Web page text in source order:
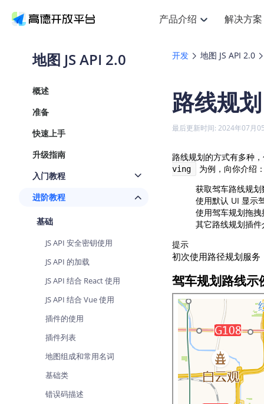
产品介绍
产品介绍 搜索定位
搜索 HOT
位置、周边、行政区、ID等查询
JS Android iOS
基于LBS的定位服务
Android iOS
地理/逆地理编码
位置名称与经纬度之间转换服务
Android iOS
Android
天气查询
查询目标区域当前/未来天气
智能硬件定位
通过基站、Wifi获取位置信息
解决方案
解决方案 提供LBS领域的Agent解决方案
提供智能守护与运动出行解决方
智能眼镜实时导航及智慧出行解
世界地图 NEW
面向开发者提供全球范围内LBS
智能两轮车 NEW
合规精确的两轮车场景导航
NEW
提供手机银行APP地图应用
文档与支持 API
Web高级服务API
定价 产品定价
技术服务许可
Android定位
浏览器定位
自定义地图
认证开发商
地图 JS API 2.0
概述
准备
快速上手
升级指南
入门教程
进阶教程
基础
JS API 安全密钥使用
JS API 的加载
JS API 结合 React 使用
JS API 结合 Vue 使用
插件的使用
插件列表
地图组成和常用名词
基础类
错误码描述
开发 地图 JS API 2.0
路线规划
最后更新时间: 2024年07月
路线规划的方式有多种
ving
为例，向你介绍
获取驾车路线规划
使用默认 UI 显示
使用驾车规划拖拽
其它路线规划插件
提示
初次使用路径规划服
驾车规划路线示